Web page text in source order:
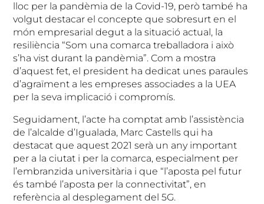
lloc per la pandèmia de la Covid-19, però també ha
volgut destacar el concepte que sobresurt en el
món empresarial degut a la situació actual, la
resiliència “Som una comarca treballadora i això
s’ha vist durant la pandèmia”. Com a mostra
d’aquest fet, el president ha dedicat unes paraules
d’agraïment a les empreses associades a la UEA
per la seva implicació i compromís.
Seguidament, l’acte ha comptat amb l’assistència
de l’alcalde d’Igualada, Marc Castells qui ha
destacat que aquest 2021 serà un any important
per a la ciutat i per la comarca, especialment per
l’embranzida universitària i que “l’aposta pel futur
és també l’aposta per la connectivitat”, en
referència al desplegament del 5G.